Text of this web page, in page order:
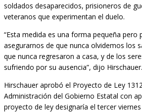
soldados desaparecidos, prisioneros de
veteranos que experimentan el duelo.
“Esta medida es una forma pequeña pero
asegurarnos de que nunca olvidemos los
que nunca regresaron a casa, y de los
sufriendo por su ausencia”, dijo Hirschauer.
Hirschauer aprobó el Proyecto de Ley
Administración del Gobierno Estatal con
proyecto de ley designaría el tercer